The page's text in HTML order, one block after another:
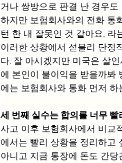
거나 쌍방으로 판결 난 경우도
하지만 보험회사와의 전화 통
턴 한 내 잘못인 것 같아요, 라
이러한 상황에서 섣불리 단정
다. 잘 아시겠지만 미국은 살
에 본인이 불이익을 받을까봐
에는 보험회사와 통화 먼저
세 번째 실수는 합의를 너무
사고 이후 보험회사에서 비교
에서는 빨리 상황을 정리하고
아니고 지금 통장에 돈도 간